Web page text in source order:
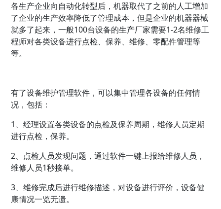
各生产企业向自动化转型后，机器取代了之前的人工增加
了企业的生产效率降低了管理成本，但是企业的机器器械
就多了起来，一般100台设备的生产厂家需要1-2名维修工
程师对各类设备进行点检、保养、维修、零配件管理等
等。
有了设备维护管理软件，可以集中管理各设备的任何情
况，包括：
1、经理设置各类设备的点检及保养周期，维修人员定期
进行点检，保养。
2、点检人员发现问题，通过软件一键上报给维修人员，
维修人员1秒接单。
3、维修完成后进行维修描述，对设备进行评价，设备健
康情况一览无遗。